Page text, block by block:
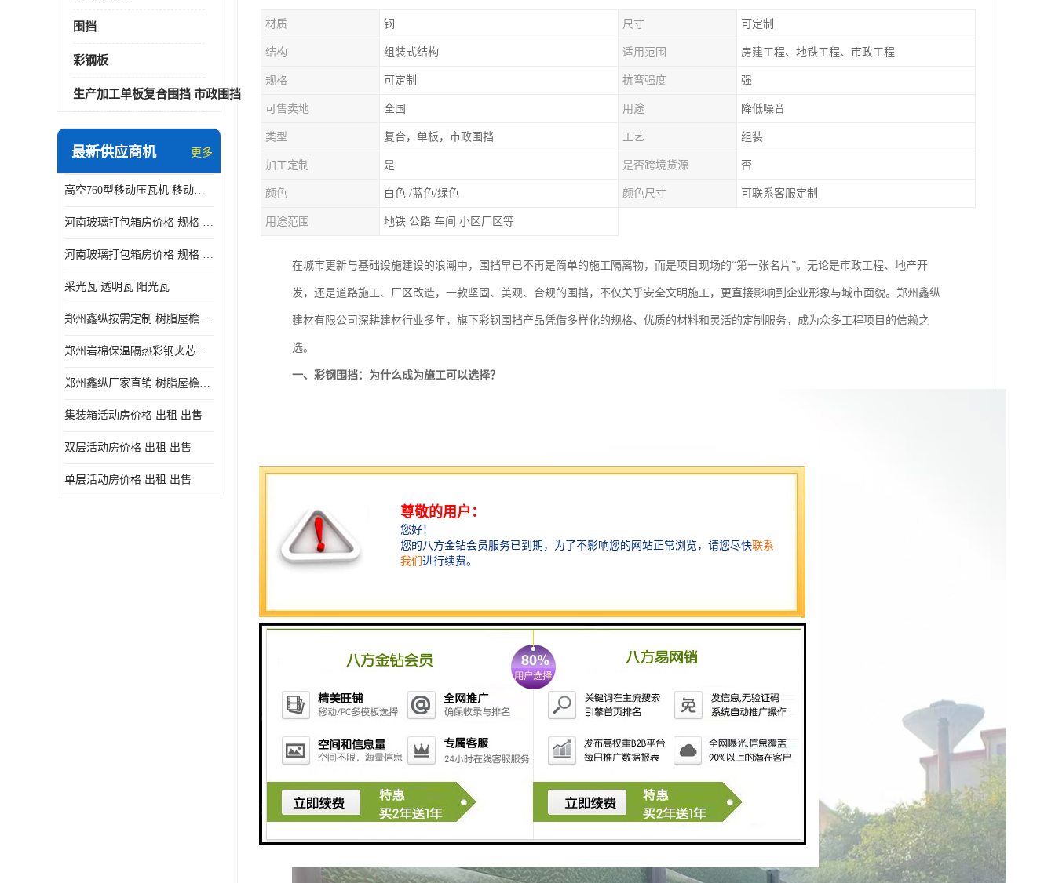
围挡
彩钢板
生产加工单板复合围挡 市政围挡
最新供应商机 更多
高空760型移动压瓦机 移动升降制瓦设备租赁选郑州鑫纵
河南玻璃打包箱房价格 规格 鑫纵建材按需定制
河南玻璃打包箱房价格 规格 鑫纵建材批发
采光瓦 透明瓦 阳光瓦
郑州鑫纵按需定制 树脂屋檐装饰塑料琉璃瓦片 中式仿古瓦的特点 价格
郑州岩棉保温隔热彩钢夹芯板 郑州鑫纵支持定做
郑州鑫纵厂家直销 树脂屋檐装饰塑料琉璃瓦片 中式仿古瓦的特点 价格
集装箱活动房价格 出租 出售
双层活动房价格 出租 出售
单层活动房价格 出租 出售
材质 钢 尺寸 可定制
结构 组装式结构 适用范围 房建工程、地铁工程、市政工程
规格 可定制 抗弯强度 强
可售卖地 全国 用途 降低噪音
类型 复合，单板，市政围挡 工艺 组装
加工定制 是 是否跨境货源 否
颜色 白色 /蓝色/绿色 颜色尺寸 可联系客服定制
用途范围 地铁 公路 车间 小区厂区等
在城市更新与基础设施建设的浪潮中，围挡早已不再是简单的施工隔离物，而是项目现场的“第一张名片”。无论是市政工程、地产开
发，还是道路施工、厂区改造，一款坚固、美观、合规的围挡，不仅关乎安全文明施工，更直接影响到企业形象与城市面貌。郑州鑫纵
建材有限公司深耕建材行业多年，旗下彩钢围挡产品凭借多样化的规格、优质的材料和灵活的定制服务，成为众多工程项目的信赖之
选。
一、彩钢围挡：为什么成为施工可以选择？